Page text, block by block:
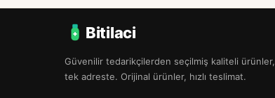
Bitilaci
Güvenilir tedarikçilerden seçilmiş kaliteli ürünler,
tek adreste. Orijinal ürünler, hızlı teslimat.